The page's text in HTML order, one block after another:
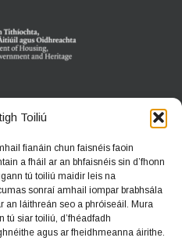
Toiliú
fianáin chun faisnéis faoin
a fháil ar an bhfaisnéis sin d’fhonn
tú toiliú maidir leis na
sonraí amhail iompar brabhsála
an láithreán seo a phróiseáil. Mura
tú siar toiliú, d’fhéadfadh
agus ar fheidhmeanna áirithe.
FIÁINE LOCH GARMAN
Thuaidh
Co. Loch Garman
+353 1 539 3460
wwreducation@npws.gov.ie